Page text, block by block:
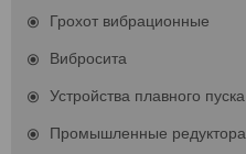
Грохот вибрационные
Вибросита
Устройства плавного пуска
Промышленные редуктора